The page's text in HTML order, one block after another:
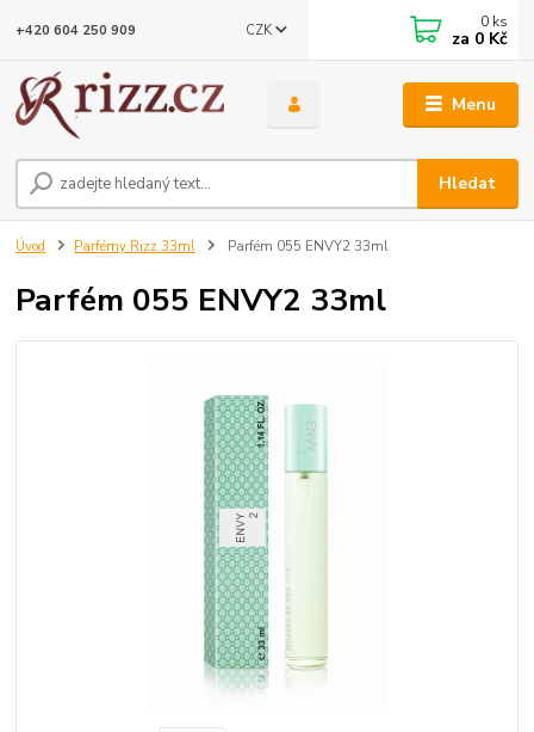
Menu
CZK
Hledat
+420 604 250 909 0 ks
za 0 Kč
Úvod Parfémy Rizz 33ml Parfém 055 ENVY2 33ml
Parfém 055 ENVY2 33ml